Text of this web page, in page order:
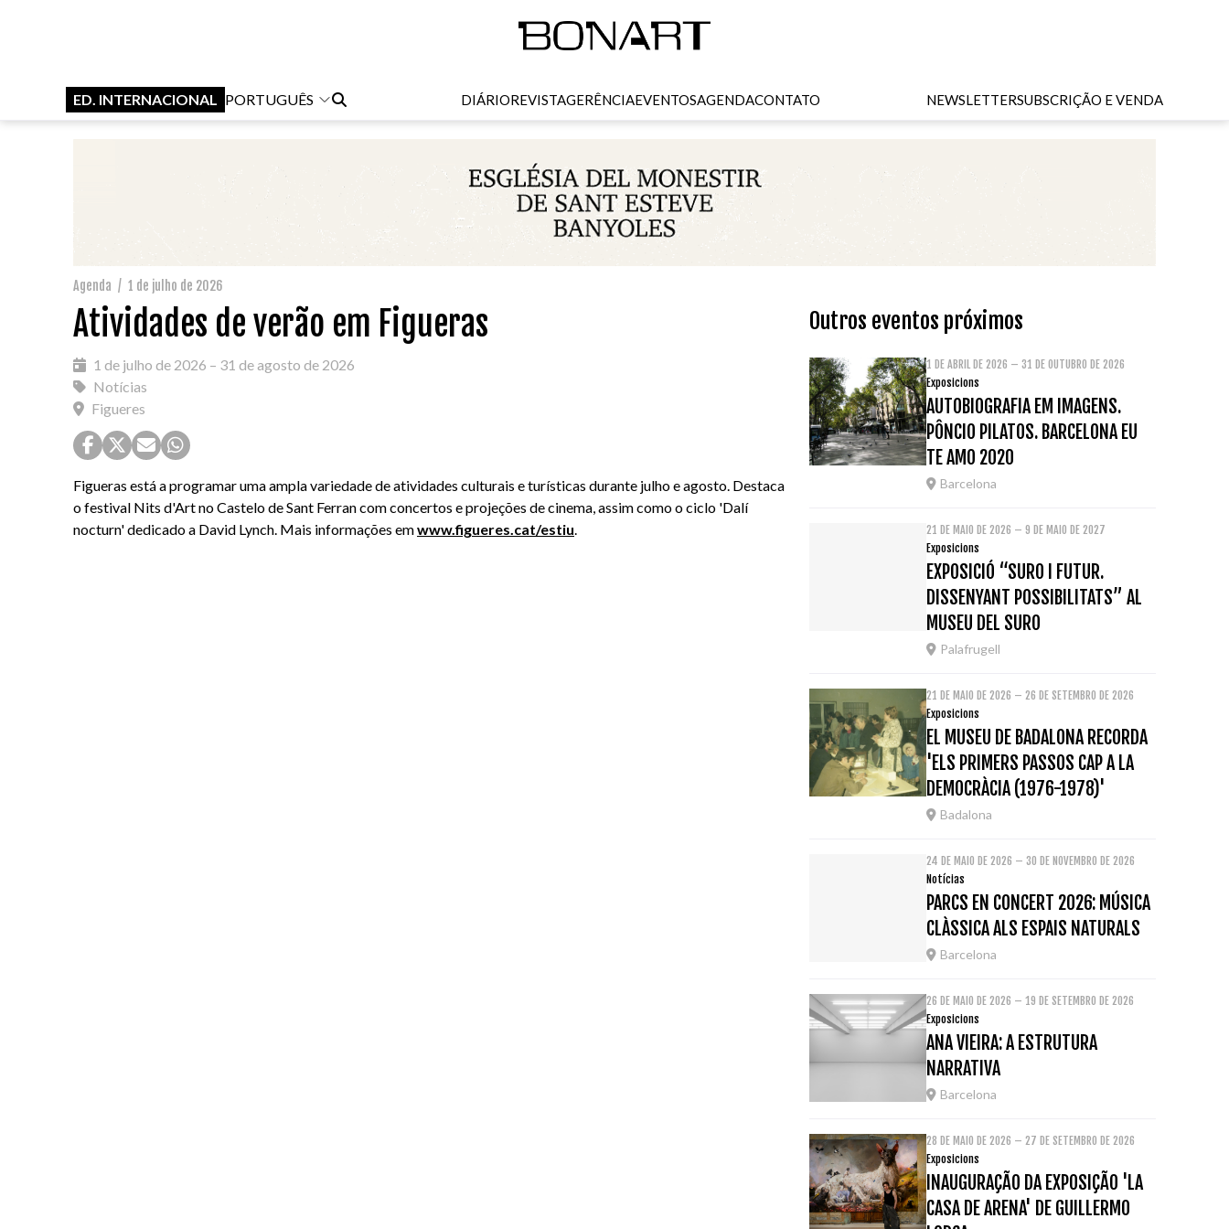
ED. INTERNACIONAL PORTUGUÊS DIÁRIOREVISTAGERÊNCIAEVENTOSAGENDACONTATO NEWSLETTERSUBSCRIÇÃO E VENDA
Agenda / 1 de julho de 2026
Atividades de verão em Figueras
1 de julho de 2026 – 31 de agosto de 2026
Notícias
Figueres
Figueras está a programar uma ampla variedade de atividades culturais e turísticas durante julho e agosto. Destaca
o festival Nits d'Art no Castelo de Sant Ferran com concertos e projeções de cinema, assim como o ciclo 'Dalí
nocturn' dedicado a David Lynch. Mais informações emwww.figueres.cat/estiu
Outros eventos próximos
1 DE ABRIL DE 2026 – 31 DE OUTUBRO DE 2026
Exposicions
AUTOBIOGRAFIA EM IMAGENS.
PÔNCIO PILATOS. BARCELONA EU
TE AMO 2020
Barcelona
21 DE MAIO DE 2026 – 9 DE MAIO DE 2027
Exposicions
EXPOSICIÓ “SURO I FUTUR.
DISSENYANT POSSIBILITATS” AL
MUSEU DEL SURO
Palafrugell
21 DE MAIO DE 2026 – 26 DE SETEMBRO DE 2026
Exposicions
EL MUSEU DE BADALONA RECORDA
'ELS PRIMERS PASSOS CAP A LA
DEMOCRÀCIA (1976-1978)'
Badalona
24 DE MAIO DE 2026 – 30 DE NOVEMBRO DE 2026
Notícias
PARCS EN CONCERT 2026: MÚSICA
CLÀSSICA ALS ESPAIS NATURALS
Barcelona
26 DE MAIO DE 2026 – 19 DE SETEMBRO DE 2026
Exposicions
ANA VIEIRA: A ESTRUTURA
NARRATIVA
Barcelona
28 DE MAIO DE 2026 – 27 DE SETEMBRO DE 2026
Exposicions
INAUGURAÇÃO DA EXPOSIÇÃO 'LA
CASA DE ARENA' DE GUILLERMO